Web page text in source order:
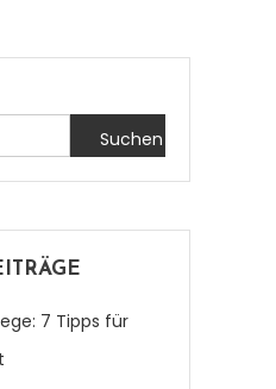
Suchen
7 Tipps für